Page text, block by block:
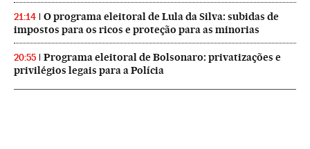
21:14
O programa eleitoral de Lula da Silva: subidas de
impostos para os ricos e proteção para as minorias
20:55
Programa eleitoral de Bolsonaro: privatizações e
privilégios legais para a Polícia